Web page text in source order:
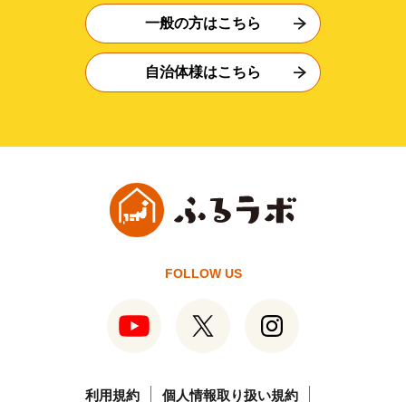
一般の方はこちら
自治体様はこちら
FOLLOW US
利用規約 個人情報取り扱い規約